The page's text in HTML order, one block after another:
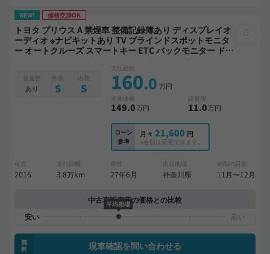
NEW! 価格交渉OK
トヨタ プリウス A 禁煙車 整備記録簿あり ディスプレイオ
ーディオ ※ナビキットあり TV ブラインドスポットモニタ
ー オートクルーズ スマートキー ETC バックモニター ドラ
板金歴
あり
外装
S
内装
S
支払総額
160.0 万円
本体価格
149.0万円
諸費用
11.0万円
ローン
参考
月々 21,600 円
※金額は変更できます。
年式
2016
走行距離
3.8万km
車検
27年6月
出品地域
神奈川県
納期の目安
11月〜12月
中古車販売店の価格との比較
平均相場
無
料
現車確認を問い合わせる